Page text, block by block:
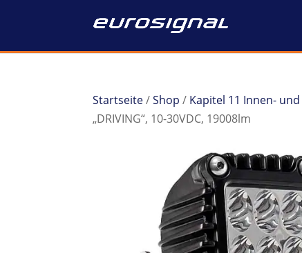
Startseite/Shop / Kapitel 11 Innen-
„DRIVING“, 10-30VDC, 19008lm